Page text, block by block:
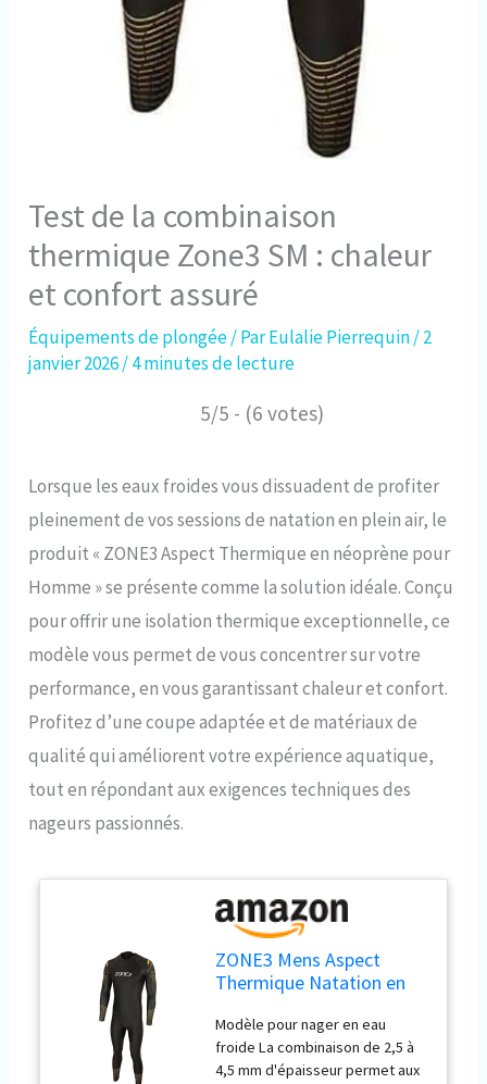
Test de la combinaison
thermique Zone3 SM : chaleur
et confort assuré
Équipements de plongée/ ParEulalie Pierrequin/2
janvier 2026/4 minutes de lecture
5/5 - (6 votes)
Lorsque les eaux froides vous dissuadent de profiter
pleinement de vos sessions de natation en plein air, le
produit « ZONE3 Aspect Thermique en néoprène pour
Homme » se présente comme la solution idéale. Conçu
pour offrir une isolation thermique exceptionnelle, ce
modèle vous permet de vous concentrer sur votre
performance, en vous garantissant chaleur et confort.
Profitez d’une coupe adaptée et de matériaux de
qualité qui améliorent votre expérience aquatique,
tout en répondant aux exigences techniques des
nageurs passionnés.
ZONE3 Mens Aspect
Thermique Natation en
XL
Modèle pour nager en eau
froide La combinaison de 2,5 à
4,5 mm d'épaisseur permet aux